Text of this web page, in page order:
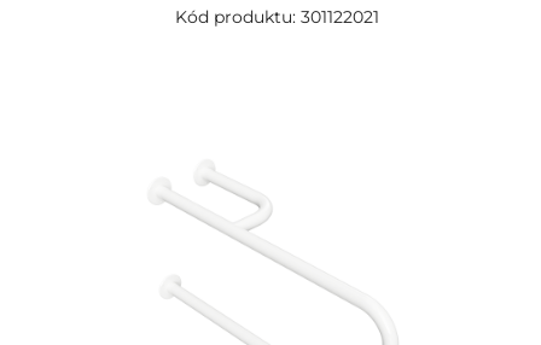
Kód produktu: 301122021